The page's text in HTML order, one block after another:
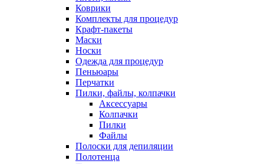
Коврики
Комплекты для процедур
Крафт-пакеты
Маски
Носки
Одежда для процедур
Пеньюары
Перчатки
Пилки, файлы, колпачки
Аксессуары
Колпачки
Пилки
Файлы
Полоски для депиляции
Полотенца